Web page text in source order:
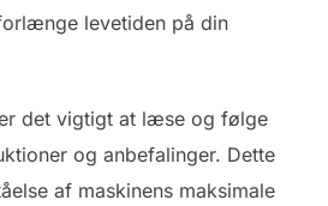
levetiden på din
det vigtigt at læse og følge
og anbefalinger. Dette
af maskinens maksimale